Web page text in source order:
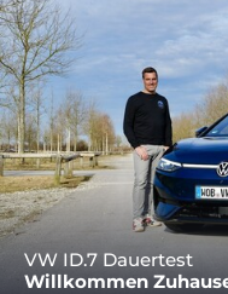
VW ID.7 Dauertest
Willkommen